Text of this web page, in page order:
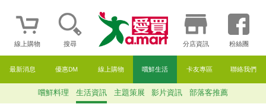
線上購物 搜尋 分店資訊 粉絲團
最新消息 優惠DM 線上購物 嚐鮮生活 卡友專區 聯絡我們
嚐鮮料理 生活資訊 主題策展 影片資訊 部落客推薦